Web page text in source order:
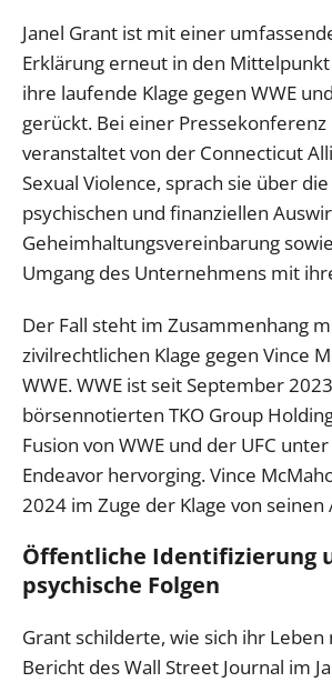
Janel Grant ist mit einer
Erklärung erneut in den
ihre laufende Klage gegen WWE
gerückt. Bei einer Pressekonferenz
veranstaltet von der Connecticut
Sexual Violence, sprach sie über
psychischen und finanziellen
Geheimhaltungsvereinbarung
Umgang des Unternehmens mit
Der Fall steht im Zusammenhang
zivilrechtlichen Klage gegen Vince
WWE. WWE ist seit September
börsennotierten TKO Group
Fusion von WWE und der UFC
Endeavor hervorging. Vince
2024 im Zuge der Klage von
Öffentliche Identifizierung
psychische Folgen
Grant schilderte, wie sich ihr Leben
Bericht des Wall Street Journal im